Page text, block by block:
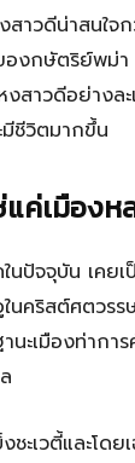
าวดีน่าสนใจ
งกษัตริย์พม่า
งสาวดีอย่างล
ชีวิตมากขึ้น
แค่เมือง
ในปัจจุบัน เค
นคริสต์ศตวร
นะเมืองท่ากา
งชะเวตี้และโ